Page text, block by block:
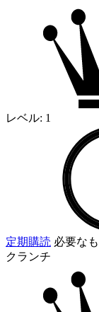
レベル: 1
定期購読 必要な
クランチ